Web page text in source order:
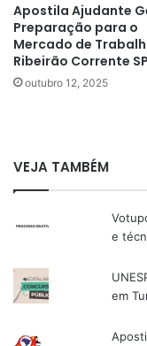
Apostila Ajudante
Preparação para o
Mercado de
Ribeirão Corrente
outubro 12, 2025
VEJA TAMBÉM
e
em